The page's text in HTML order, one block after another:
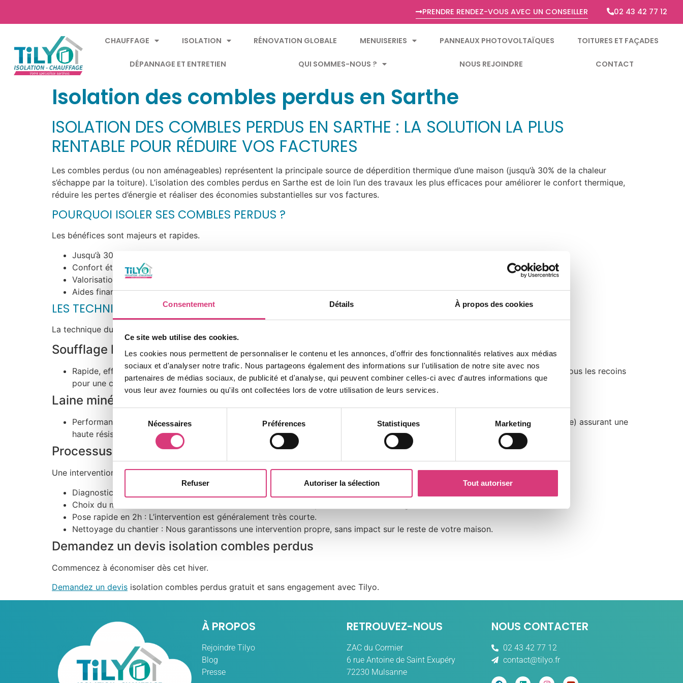
Consentement Détails À propos des cookies
Ce site web utilise des cookies.
Les cookies nous permettent de personnaliser le contenu et les annonces, d'offrir des fonctionnalités relatives aux médias
sociaux et d'analyser notre trafic. Nous partageons également des informations sur l'utilisation de notre site avec nos
partenaires de médias sociaux, de publicité et d'analyse, qui peuvent combiner celles-ci avec d'autres informations que
vous leur avez fournies ou qu'ils ont collectées lors de votre utilisation de leurs services.
consentement
Nécessaires Préférences Statistiques Marketing
Refuser Autoriser la sélection Tout autoriser
PRENDRE RENDEZ-VOUS AVEC UN CONSEILLER 02 43 42 77 12
CHAUFFAGE ISOLATION RÉNOVATION GLOBALE MENUISERIES PANNEAUX PHOTOVOLTAÏQUES TOITURES ET FAÇADES
DÉPANNAGE ET ENTRETIEN QUI SOMMES-NOUS ? NOUS REJOINDRE CONTACT
Isolation des combles perdus en Sarthe
ISOLATION DES COMBLES PERDUS EN SARTHE : LA SOLUTION LA PLUS
RENTABLE POUR RÉDUIRE VOS FACTURES
Les combles perdus (ou non aménageables) représentent la principale source de déperdition thermique d’une maison (jusqu’à 30% de la chaleur
s’échappe par la toiture). L’isolation des combles perdus en Sarthe est de loin l’un des travaux les plus efficaces pour améliorer le confort thermique,
réduire les pertes d’énergie et réaliser des économies substantielles sur vos factures.
POURQUOI ISOLER SES COMBLES PERDUS ?
Les bénéfices sont majeurs et rapides.
Jusqu’à 30 % d’économies de chauffage : Le retour sur investissement est très court.
Confort été comme hiver : Protection contre le froid en hiver et les surchauffes en été.
Valorisation du bien : Amélioration du DPE de votre maison.
Aides financières disponibles : Ce type de travaux est fortement subventionné (MaPrimeRénov’, CEE).
LES TECHNIQUES D’ISOLATION TILYO
La technique du soufflage est la plus courante et la plus rapide pour les combles non accessibles.
Soufflage laine de roche
Rapide, efficace, idéal pour grandes surfaces : L’isolant est soufflé mécaniquement sur le plancher des combles, s’insérant dans tous les recoins
pour une couverture homogène.
Laine minérale / naturelle
Performante, durable et résistante au feu : Utilisation de matériaux certifiés RGE (laine de verre, laine de roche, ouate de cellulose) assurant une
haute résistance thermique.
Processus d’intervention
Une intervention simple et rapide, sans nuisance.
Diagnostic sur place : Évaluation de la surface et de l’état du plancher.
Choix du matériau : Sélection de l’isolant selon vos critères de performance et de budget.
Pose rapide en 2h : L’intervention est généralement très courte.
Nettoyage du chantier : Nous garantissons une intervention propre, sans impact sur le reste de votre maison.
Demandez un devis isolation combles perdus
Commencez à économiser dès cet hiver.
Demandez un devis isolation combles perdus gratuit et sans engagement avec Tilyo.
À PROPOS
Rejoindre Tilyo
Blog
Presse
RETROUVEZ-NOUS
ZAC du Cormier
6 rue Antoine de Saint Exupéry
72230 Mulsanne
NOUS CONTACTER
02 43 42 77 12
contact@tilyo.fr